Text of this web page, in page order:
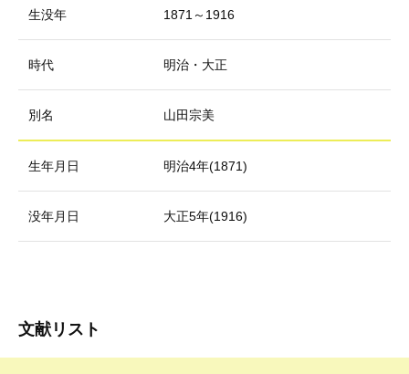
生没年 1871～1916
時代 明治・大正
別名 山田宗美
生年月日 明治4年(1871)
没年月日 大正5年(1916)
文献リスト